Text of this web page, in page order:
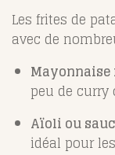
Les frites de
avec de
peu de curry
Aïoli ou
idéal pour